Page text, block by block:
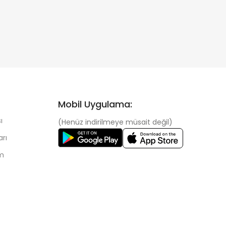
Mobil Uygulama:
(Henüz indirilmeye müsait değil)